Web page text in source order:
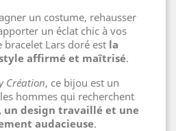
un costume, rehausser
un éclat chic à vos
Lars doré est la
affirmé et maîtrisé.
Création, ce bijou est un
hommes qui recherchent
un design travaillé et une
audacieuse.